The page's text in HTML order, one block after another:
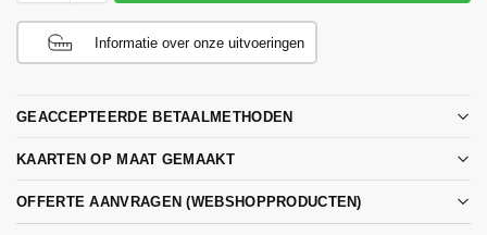
Informatie over onze uitvoeringen
GEACCEPTEERDE BETAALMETHODEN
KAARTEN OP MAAT GEMAAKT
OFFERTE AANVRAGEN (WEBSHOPPRODUCTEN)